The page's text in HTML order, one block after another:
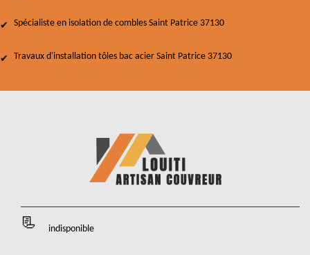
Spécialiste en isolation de combles Saint Patrice 37130
Travaux d'installation tôles bac acier Saint Patrice 37130
indisponible